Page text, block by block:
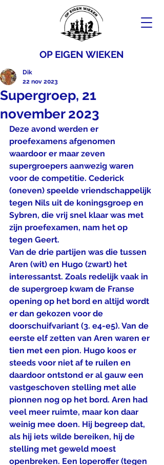
OP EIGEN WIEKEN
Supergroep, 21
november 2023
Dik
22 nov 2023
Deze avond werden er
proefexamens afgenomen
waardoor er maar zeven
supergroepers aanwezig waren
voor de competitie. Cederick
(oneven) speelde vriendschappelijk
tegen Nils uit de koningsgroep en
Sybren, die vrij snel klaar was met
zijn proefexamen, nam het op
tegen Geert.
Van de drie partijen was die tussen
Aren (wit) en Hugo (zwart) het
interessantst. Zoals redelijk vaak in
de supergroep kwam de Franse
opening op het bord en altijd wordt
er dan gekozen voor de
doorschuifvariant (3. e4-e5). Van de
eerste elf zetten van Aren waren er
tien met een pion. Hugo koos er
steeds voor niet af te ruilen en
daardoor ontstond er al gauw een
vastgeschoven stelling met alle
pionnen nog op het bord. Aren had
veel meer ruimte, maar kon daar
weinig mee doen. Hij begreep dat,
als hij iets wilde bereiken, hij de
stelling met geweld moest
openbreken. Een loperoffer (tegen